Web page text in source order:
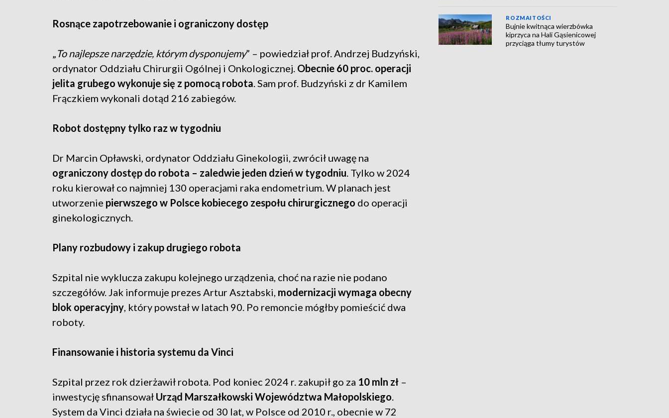
Rosnące zapotrzebowanie i ograniczony dostęp
„ To najlepsze narzędzie, którym dysponujemy” – powiedział prof. Andrzej Budzyński,
ordynator Oddziału Chirurgii Ogólnej i Onkologicznej. Obecnie 60 proc. operacji
jelita grubego wykonuje się z pomocą robota . Sam prof. Budzyński z dr Kamilem
Frączkiem wykonali dotąd 216 zabiegów.
Robot dostępny tylko raz w tygodniu
Dr Marcin Opławski, ordynator Oddziału Ginekologii, zwrócił uwagę na
ograniczony dostęp do robota – zaledwie jeden dzień w tygodniu . Tylko w 2024
roku kierował co najmniej 130 operacjami raka endometrium. W planach jest
utworzenie pierwszego w Polsce kobiecego zespołu chirurgicznego do operacji
ginekologicznych.
Plany rozbudowy i zakup drugiego robota
Szpital nie wyklucza zakupu kolejnego urządzenia, choć na razie nie podano
szczegółów. Jak informuje prezes Artur Asztabski, modernizacji wymaga obecny
blok operacyjny , który powstał w latach 90. Po remoncie mógłby pomieścić dwa
roboty.
Finansowanie i historia systemu da Vinci
Szpital przez rok dzierżawił robota. Pod koniec 2024 r. zakupił go za 10 mln zł –
inwestycję sfinansował Urząd Marszałkowski Województwa Małopolskiego
System da Vinci działa na świecie od 30 lat, w Polsce od 2010 r., obecnie w 72
ROZMAITOŚCI
Bujnie kwitnąca wierzbówka
kiprzyca na Hali Gąsienicowej
przyciąga tłumy turystów